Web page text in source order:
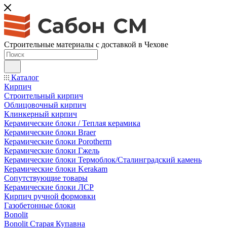
Строительные материалы с доставкой в Чехове
Каталог
Кирпич
Строительный кирпич
Облицовочный кирпич
Клинкерный кирпич
Керамические блоки / Теплая керамика
Керамические блоки Braer
Керамические блоки Porotherm
Керамические блоки Гжель
Керамические блоки Термоблок/Сталинградский камень
Керамические блоки Kerakam
Сопутствующие товары
Керамические блоки ЛСР
Кирпич ручной формовки
Газобетонные блоки
Bonolit
Bonolit Старая Купавна